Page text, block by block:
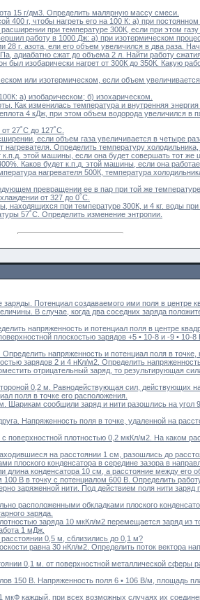
15 г/дм3. Определить малярную массу смеси.
400 г, чтобы нагреть его на 100 К: а) при
при температуре 300К, если при этом
работу в 1000 Дж: а) при изотермическом
г. азота, ели его объем увеличился в два раза.
сжат до объема 2 л. Найти работу
был изобарически нагрет от 300К до 350К. Какую
или изотермическом, если объем
а) изобарическом; б) изохарическом.
Как изменилась температура и внутренняя энергия
4 кДж, при этом объем водорода увеличился в
27˚С до 127˚С.
если объем газа увеличивается в четыре
Определить температуру
этой машины, если она будет совершать тот же
Каков будет к.п.д. этой машины, если она
нагревателя 500К, температура
превращении ее в пар при той же температуре.
от 327 до 0˚С.
при температуре 300К, и 4 кг. воды при
57˚С. Определить изменение энтропии.
Потенциал создаваемого ими поля в центре
В случае, когда два соседних заряда
напряженность и потенциал поля в центре
плоскостью зарядов +5 • 10-8 и -9 • 10-
напряженность и потенциал поля в
зарядов 2 и 4 нКл/м2. Определить
отрицательный заряд, то результирующая
0,2 м. Равнодействующая сил, действующих
поля в точке его расположения.
сообщили заряд и нити разошлись на угол
Напряженность поля в точке, удаленной на
поверхностной плотностью 0,2 мкКл/м2. На каком
на расстоянии 1 см, разошлись до
плоского конденсатора в середине зазора в
длина конденсатора 10 см, а расстояние между его
В в точку с потенциалом 600 В. Определить
заряженной нити. Под действием поля нити
расположенными обкладками плоского
заряда.
заряда 10 мкКл/м2 перемещается заряд из
1 мДж.
0,5 м, сблизились до 0,1 м?
равна 30 нКл/м2. Определить поток вектора
0,1 м. от поверхностной металлической сферы
150 В. Напряженность поля 6 • 106 В/м, площадь
мкФ каждый, при всех возможных случаях их